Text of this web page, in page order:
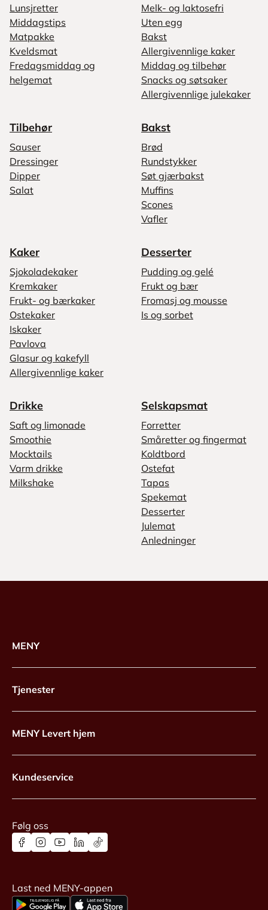
Lunsjretter
Middagstips
Matpakke
Kveldsmat
Fredagsmiddag og
helgemat
Melk- og laktosefri
Uten egg
Bakst
Allergivennlige kaker
Middag og tilbehør
Snacks og søtsaker
Allergivennlige julekaker
Tilbehør
Sauser
Dressinger
Dipper
Salat
Bakst
Brød
Rundstykker
Søt gjærbakst
Muffins
Scones
Vafler
Kaker
Sjokoladekaker
Kremkaker
Frukt- og bærkaker
Ostekaker
Iskaker
Pavlova
Glasur og kakefyll
Allergivennlige kaker
Desserter
Pudding og gelé
Frukt og bær
Fromasj og mousse
Is og sorbet
Drikke
Saft og limonade
Smoothie
Mocktails
Varm drikke
Milkshake
Selskapsmat
Forretter
Småretter og fingermat
Koldtbord
Ostefat
Tapas
Spekemat
Desserter
Julemat
Anledninger
MENY
Tjenester
MENY Levert hjem
Kundeservice
Følg oss
Last ned MENY-appen